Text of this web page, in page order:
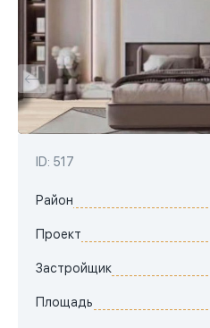
ID: 517
Район
Проект
Застройщик
Площадь